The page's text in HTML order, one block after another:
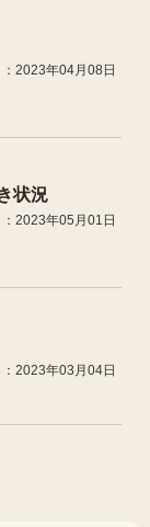
2023年04月08日
状況
2023年05月01日
2023年03月04日